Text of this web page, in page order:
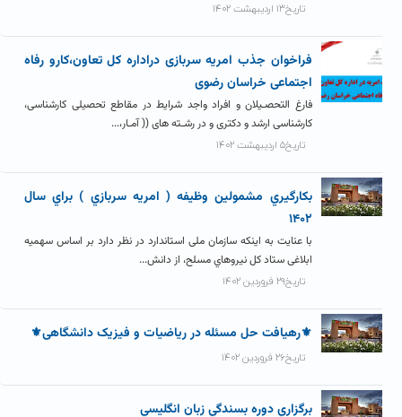
تاریخ۱۳ اردیبهشت ۱۴۰۲
فراخوان جذب امریه سربازی دراداره کل تعاون،کارو رفاه
اجتماعی خراسان رضوی
فارغ التحصـیلان و افراد واجد شرایط در مقاطع تحصیلی کارشناسی،
کارشناسی ارشد و دکتری و در رشـته های (( آمـار،...
تاریخ۵ اردیبهشت ۱۴۰۲
بکارگيري مشمولين وظيفه ( امريه سربازي ) براي سال
۱۴۰۲
با عنایت به اینکه سازمان ملی استاندارد در نظر دارد بر اساس سهمیه
ابلاغی ستاد کل نیروهاي مسلح، از دانش...
تاریخ۲۹ فروردین ۱۴۰۲
⚜رهیافت حل مسئله در ریاضیات و فیزیک دانشگاهی⚜
تاریخ۲۶ فروردین ۱۴۰۲
برگزاري دوره بسندگي زبان انگليسي